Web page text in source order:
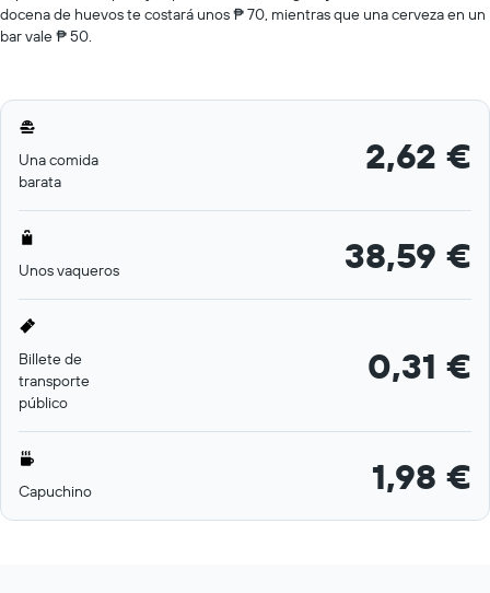
docena de huevos te costará unos ₱ 70, mientras que una cerveza en un
bar vale ₱ 50.
Una comida
barata
2,62 €
Unos vaqueros 38,59 €
Billete de
transporte
público
0,31 €
Capuchino 1,98 €